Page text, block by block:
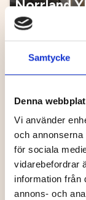
Samtycke
Denna
Vi använder
och
för sociala
vidarebefordrar
information från
annons- och
Norrland
Hostel
Curomed